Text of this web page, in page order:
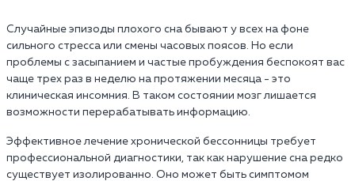
Случайные эпизоды плохого сна бывают у всех на фоне
сильного стресса или смены часовых поясов. Но если
проблемы с засыпанием и частые пробуждения беспокоят вас
чаще трех раз в неделю на протяжении месяца - это
клиническая инсомния. В таком состоянии мозг лишается
возможности перерабатывать информацию.
Эффективное лечение хронической бессонницы требует
профессиональной диагностики, так как нарушение сна редко
существует изолированно. Оно может быть симптомом